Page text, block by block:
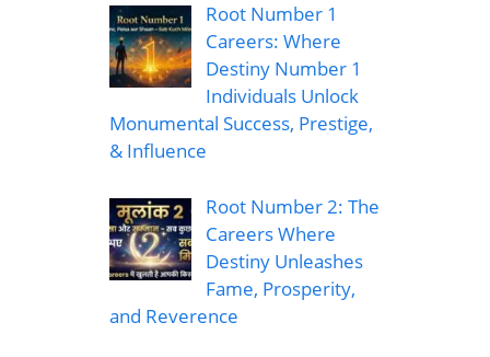
Root Number 1
Careers: Where
Destiny Number 1
Individuals Unlock
Monumental Success, Prestige,
& Influence
Root Number 2: The
Careers Where
Destiny Unleashes
Fame, Prosperity,
and Reverence